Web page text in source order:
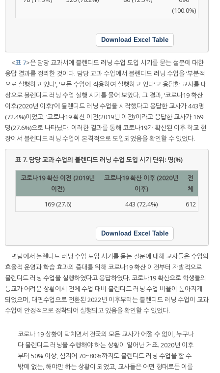
(100.0%)
Download Excel Table
<표 7>은 담당 교과서에 블렌디드 러닝 수업 도입 시기를 묻는 설문에 대한
응답 결과를 정리한 것이다. 담당 교과 수업에서 블렌디드 러닝 수업을 ‘부분적
으로 실행하고 있다’, ‘모든 수업에 적용하여 실행하고 있다’고 응답한 교사를 대
상으로 블렌디드 러닝 수업 실행 시기를 물어 보았다. 그 결과, ‘코로나19 확산
이후(2020년 이후)’에 블렌디드 러닝 수업을 시작했다고 응답한 교사가 443명
(72.4%)이었고, ‘코로나19 확산 이전(2019년 이전)’이라고 응답한 교사가 169
명(27.6%)으로 나타났다. 이러한 결과를 통해 코로나19가 확산된 이후 학교 현
장에서 블렌디드 러닝 수업이 본격적으로 도입되었음을 확인할 수 있었다.
표 7. 담당 교과 수업의 블렌디드 러닝 수업 도입 시기 단위: 명(%)
코로나19 확산 이전 (2019년
이전)
코로나19 확산 이후 (2020년
이후)
전
체
169 (27.6)
443 (72.4%) 612
Download Excel Table
면담에서 블렌디드 러닝 수업 도입 시기를 묻는 질문에 대해 교사들은 수업의
효율적 운영과 학습 효과의 증대를 위해 코로나19 확산 이전부터 자발적으로
블렌디드 러닝 수업을 실행하였다고 응답하였다. 코로나19 확산으로 학생들의
등교가 어려운 상황에서 전체 수업 대비 블렌디드 러닝 수업 비율이 높아지게
되었으며, 대면수업으로 전환된 2022년 이후부터는 블렌디드 러닝 수업이 교과
수업에 안정적으로 정착되어 실행되고 있음을 확인할 수 있었다.
코로나 19 상황이 닥치면서 전국의 모든 교사가 어쩔 수 없이, 누구나
다 블렌디드 러닝을 수행해야 하는 상황이 일어난 거죠. 2020년 이후
부터 50% 이상, 심지어 70~80%까지도 블렌디드 러닝 수업을 할 수
밖에 없는, 해야만 하는 상황이 되었고, 교사들은 어떤 형태로든 이를